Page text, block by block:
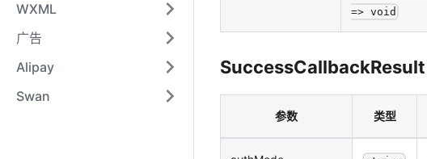
WXML
广告
Alipay
Swan
=> void
SuccessCallbackResult
参数 类型